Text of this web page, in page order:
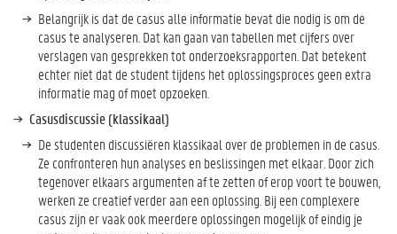
s
u
s
o
n
d
e
r
w
i
j
Belangrijk is dat de casus alle informatie bevat die nodig is om de
casus te analyseren. Dat kan gaan van tabellen met cijfers over
verslagen van gesprekken tot onderzoeksrapporten. Dat betekent
echter niet dat de student tijdens het oplossingsproces geen extra
informatie mag of moet opzoeken.
Casusdiscussie (klassikaal)
De studenten discussiëren klassikaal over de problemen in de casus.
Ze confronteren hun analyses en beslissingen met elkaar. Door zich
tegenover elkaars argumenten af te zetten of erop voort te bouwen,
werken ze creatief verder aan een oplossing. Bij een complexere
casus zijn er vaak ook meerdere oplossingen mogelijk of eindig je